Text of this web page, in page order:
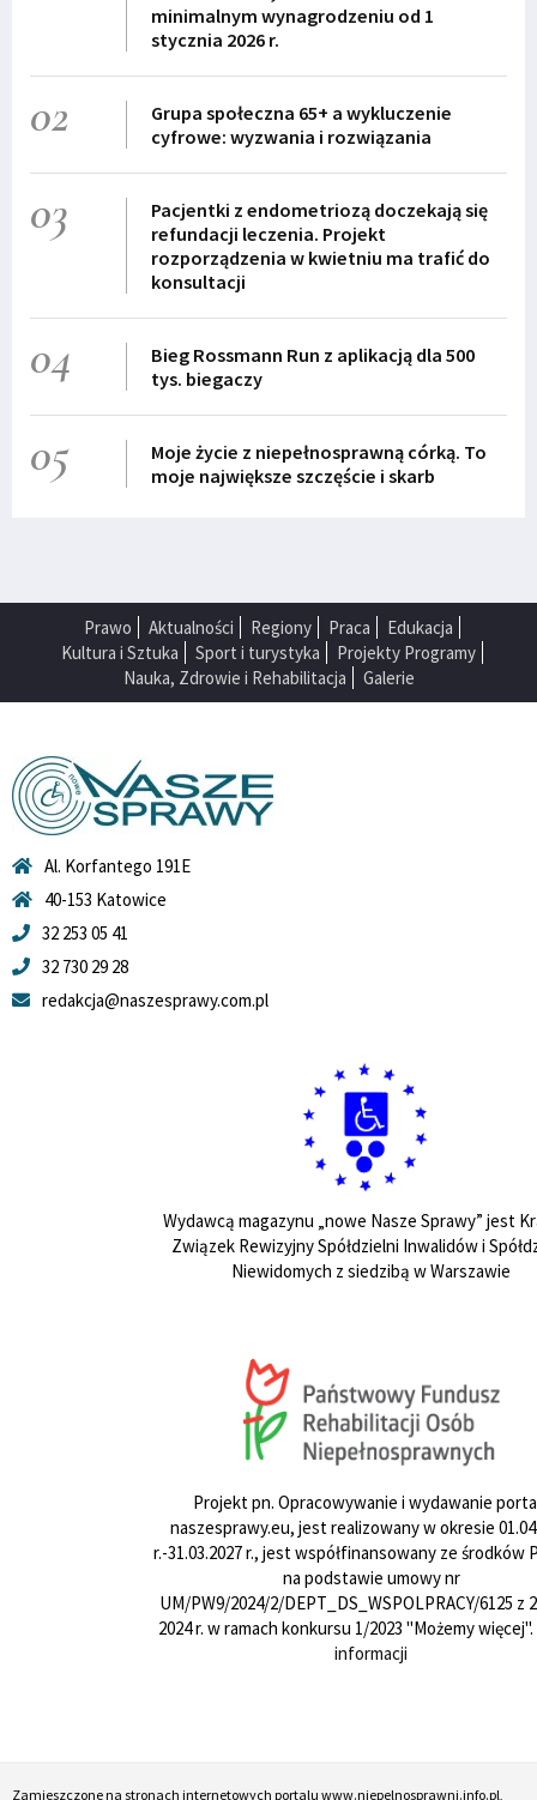
minimalnym wynagrodzeniu od 1
stycznia 2026 r.
02
Grupa społeczna 65+ a wykluczenie
cyfrowe: wyzwania i rozwiązania
03
Pacjentki z endometriozą doczekają się
refundacji leczenia. Projekt
rozporządzenia w kwietniu ma trafić do
konsultacji
04
Bieg Rossmann Run z aplikacją dla 500
tys. biegaczy
05
Moje życie z niepełnosprawną córką. To
moje największe szczęście i skarb
Prawo Aktualności Regiony Praca
Edukacja
Kultura i Sztuka
Sport i turystyka
Projekty Programy
Nauka, Zdrowie i Rehabilitacja
Galerie
Al. Korfantego 191E
40-153 Katowice
32 253 05 41
32 730 29 28
redakcja@naszesprawy.com.pl
Wydawcą magazynu „nowe Nasze Sprawy” jest
Związek Rewizyjny Spółdzielni Inwalidów i
Niewidomych z siedzibą w Warszawie
Projekt pn. Opracowywanie i wydawanie
naszesprawy.eu, jest realizowany w okresie
r.-31.03.2027 r., jest współfinansowany ze środków
na podstawie umowy nr
UM/PW9/2024/2/DEPT_DS_WSPOLPRACY/6125 z
2024 r. w ramach konkursu 1/2023 "Możemy więcej".
informacji
Zamieszczone na stronach internetowych portalu www.niepelnosprawni.info.pl,